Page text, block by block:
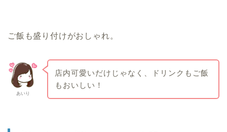
ご飯も盛り付けがおしゃれ。
あいり
店内可愛いだけじゃなく、ドリンクもご飯
もおいしい！